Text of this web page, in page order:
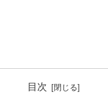
目次